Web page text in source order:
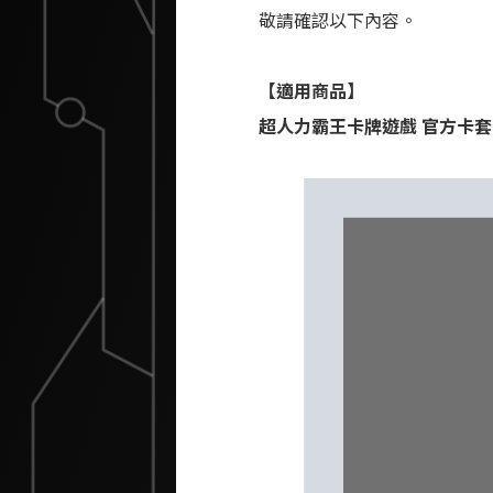
敬請確認以下內容。
【適用商品】
超人力霸王卡牌遊戲 官方卡套